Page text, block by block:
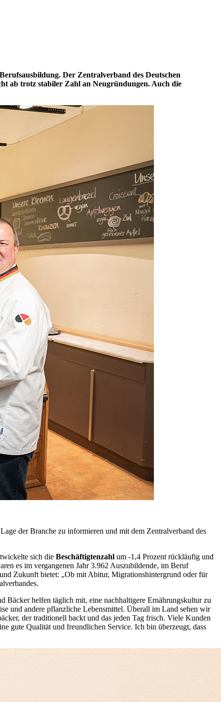
Der Zentralverband des Deutschen
ab trotz stabiler Zahl an Neugründungen. Auch die
der Branche zu informieren und mit dem Zentralverband des
sich die Beschäftigtenzahl um -1,4 Prozent rückläufig und
es im vergangenen Jahr 3.962 Auszubildende, im Beruf
Zukunft bietet: „Ob mit Abitur, Migrationshintergrund oder für
Bäcker helfen täglich mit, eine nachhaltigere Ernährungskultur zu
und andere pflanzliche Lebensmittel. Überall im Land sehen wir
der traditionell backt und das jeden Tag frisch. Viele Kunden
gute Qualität und freundlichen Service. Ich bin überzeugt, dass